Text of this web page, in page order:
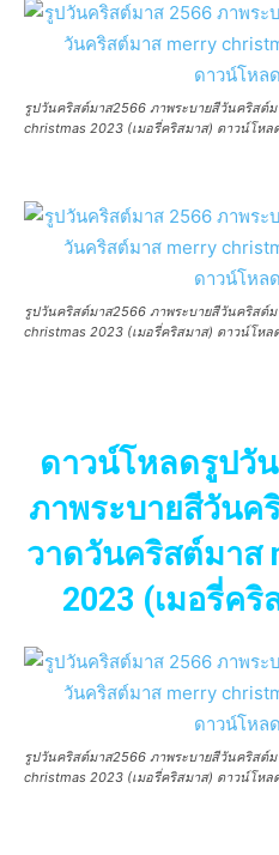
รูปวันคริสต์มาส2566 ภาพระบายสีวันคริสต์
christmas 2023 (เมอรี่คริสมาส) ดาวน์โห
รูปวันคริสต์มาส2566 ภาพระบายสีวันคริสต์
christmas 2023 (เมอรี่คริสมาส) ดาวน์โห
ดาวน์โหลดรูปวั
ภาพระบายสีวันค
วาดวันคริสต์มาส
2023 (เมอรี่ค
รูปวันคริสต์มาส2566 ภาพระบายสีวันคริสต์
christmas 2023 (เมอรี่คริสมาส) ดาวน์โห